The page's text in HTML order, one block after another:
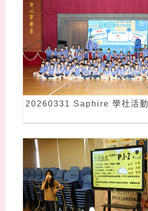
20260331 Saphire 學社活動